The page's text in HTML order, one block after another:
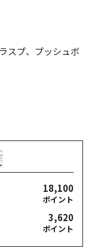
スプ、プッシュボ
18,100
ポイント
3,620
ポイント